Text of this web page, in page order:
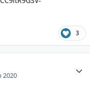
3
2020